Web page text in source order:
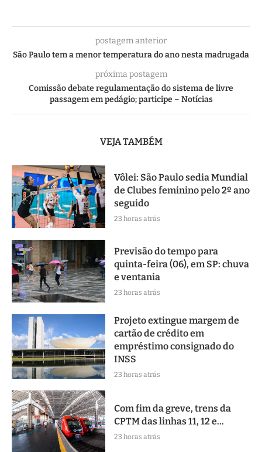
postagem anterior
São Paulo tem a menor temperatura do ano nesta madrugada
próxima postagem
Comissão debate regulamentação do sistema de livre
passagem em pedágio; participe – Notícias
VEJA TAMBÉM
Vôlei: São Paulo sedia Mundial
de Clubes feminino pelo 2º ano
seguido
23 horas atrás
Previsão do tempo para
quinta-feira (06), em SP: chuva
e ventania
23 horas atrás
Projeto extingue margem de
cartão de crédito em
empréstimo consignado do
INSS
23 horas atrás
Com fim da greve, trens da
CPTM das linhas 11, 12 e...
23 horas atrás